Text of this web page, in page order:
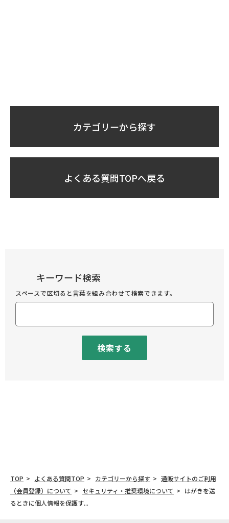
カテゴリーから探す
よくある質問TOPへ戻る
キーワード検索
スペースで区切ると言葉を組み合わせて検索できます。
検索する
TOP よくある質問TOP カテゴリーから探す
通販サイトのご利用
（会員登録）について
セキュリティ・推奨環境について
はがきを送
るときに個人情報を保護す...